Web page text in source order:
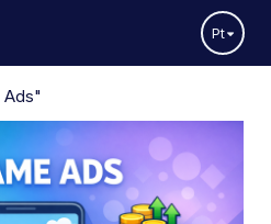
Pt
Ads"